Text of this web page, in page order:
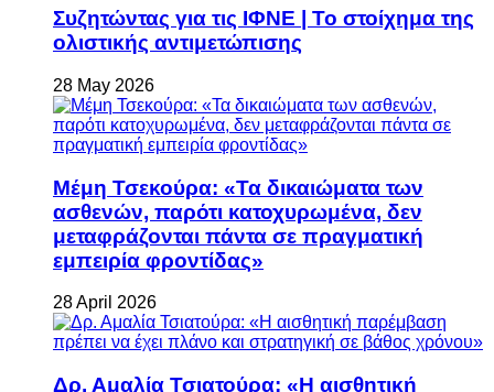
Συζητώντας για τις ΙΦΝΕ | Το στοίχημα της
ολιστικής αντιμετώπισης
28 May 2026
Μέμη Τσεκούρα: «Τα δικαιώματα των
ασθενών, παρότι κατοχυρωμένα, δεν
μεταφράζονται πάντα σε πραγματική
εμπειρία φροντίδας»
28 April 2026
Δρ. Αμαλία Τσιατούρα: «Η αισθητική